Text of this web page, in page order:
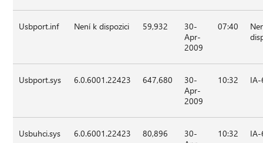
Usbport.inf Není k dispozici 59,932
30-
Apr-
2009
07:40
Usbport.sys 6.0.6001.22423 647,680
30-
Apr-
2009
10:32
Usbuhci.sys 6.0.6001.22423 80,896
30-
10:32